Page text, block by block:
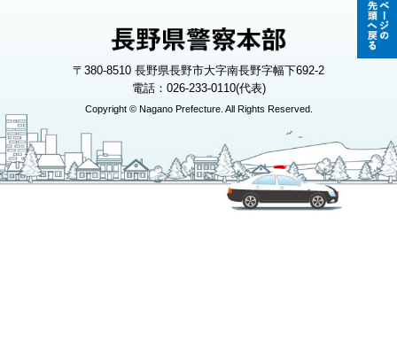
〒380-8510 長野県長野市大字南長野字幅下692-2
電話：026-233-0110(代表)
Copyright © Nagano Prefecture. All Rights Reserved.